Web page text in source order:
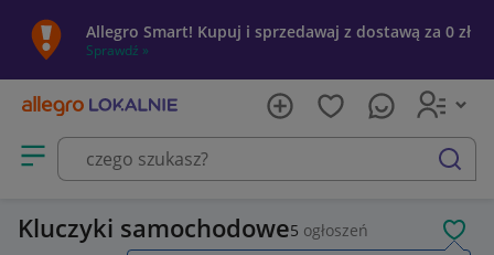
Allegro Smart! Kupuj i sprzedawaj z dostawą za 0 zł
Sprawdź »
Otwórz menu z kategoriami
szukaj
Kluczyki samochodowe5 ogłoszeń